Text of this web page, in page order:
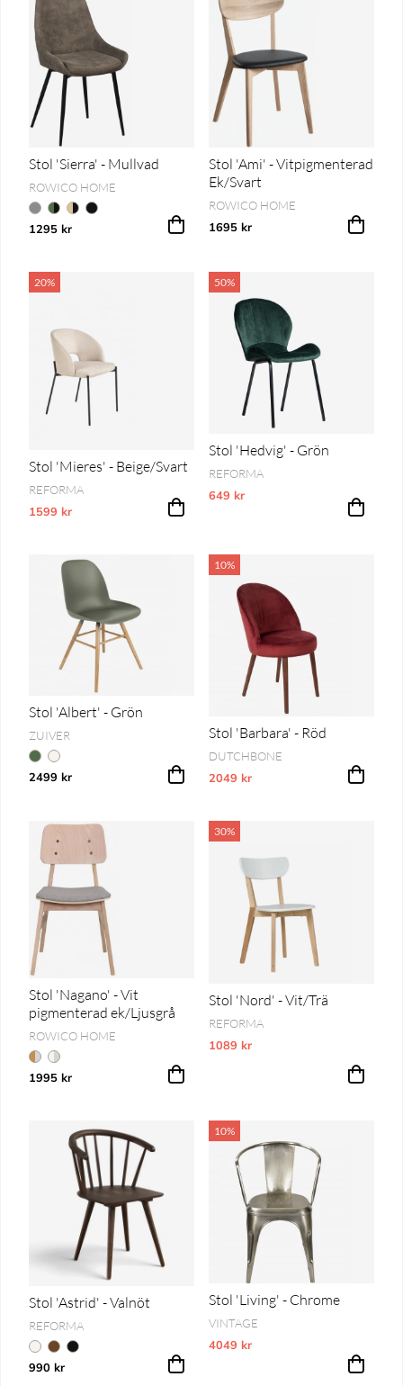
Stol 'Sierra' - Mullvad
ROWICO HOME
1295 kr
Stol 'Ami' - Vitpigmenterad
Ek/Svart
ROWICO HOME
1695 kr
20%
Stol 'Mieres' - Beige/Svart
REFORMA
1599 kr
Vårt lägsta pris 1-30 dagar innan prissänkning
50%
Stol 'Hedvig' - Grön
REFORMA
649 kr
Vårt lägsta pris 1-30 dagar innan
Stol 'Albert' - Grön
ZUIVER
2499 kr
10%
Stol 'Barbara' - Röd
DUTCHBONE
2049 kr
Vårt lägsta pris 1-30 dagar innan
Stol 'Nagano' - Vit
pigmenterad ek/Ljusgrå
ROWICO HOME
1995 kr
30%
Stol 'Nord' - Vit/Trä
REFORMA
1089 kr
Vårt lägsta pris 1-30 dagar innan
Stol 'Astrid' - Valnöt
REFORMA
990 kr
10%
Stol 'Living' - Chrome
VINTAGE
4049 kr
Vårt lägsta pris 1-30 dagar innan